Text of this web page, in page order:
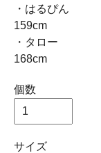
・はるぴん
159cm
・タロー
168cm
個数
サイズ